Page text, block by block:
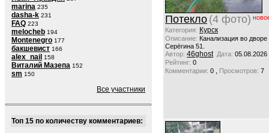
marina 235
dasha-k 231
FAQ 223
melocheb 194
Montenegro 177
бакшевист 166
alex_nail 158
Виталий Мазепа 152
sm 150
Все участники
Топ 15 по количеству комментариев:
Потекло (4 фото)
Категория: Курск
Описание: Канализация во
Серёгина 51.
Автор: 46ghost Дата: 05.08.2026
Рейтинг: 0
Комментарии: 0 , Просмотров: 7